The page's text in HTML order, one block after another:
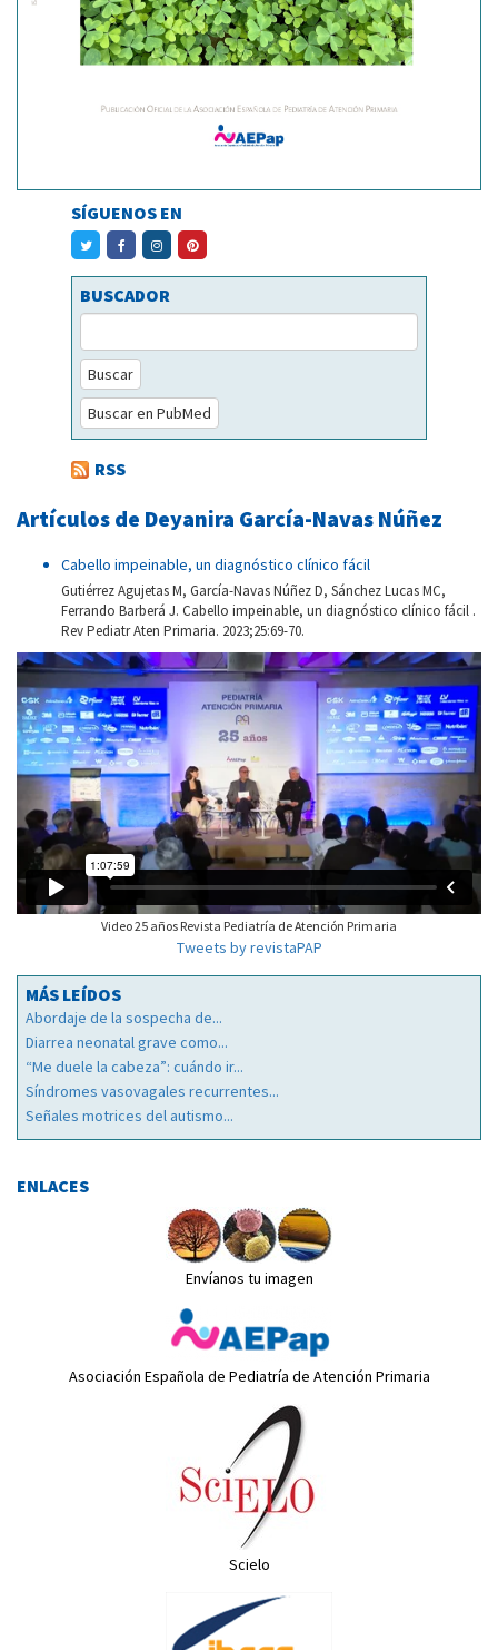
SÍGUENOS EN
BUSCADOR
Buscar
Buscar en PubMed
RSS
Artículos de Deyanira García-Navas Núñez
Cabello impeinable, un diagnóstico clínico fácil
Gutiérrez Agujetas M, García-Navas Núñez D, Sánchez Lucas MC,
Ferrando Barberá J. Cabello impeinable, un diagnóstico clínico fácil .
Rev Pediatr Aten Primaria. 2023;25:69-70.
Video 25 años Revista Pediatría de Atención Primaria
Tweets by revistaPAP
MÁS LEÍDOS
Abordaje de la sospecha de...
Diarrea neonatal grave como...
“Me duele la cabeza”: cuándo ir...
Síndromes vasovagales recurrentes...
Señales motrices del autismo...
ENLACES
Envíanos tu imagen
Asociación Española de Pediatría de Atención Primaria
Scielo